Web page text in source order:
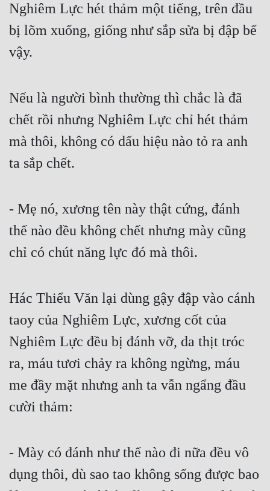
Nghiêm Lực hét thảm một tiếng, trên đầu
bị lõm xuống, giống như sắp sửa bị đập bể
vậy.
Nếu là người bình thường thì chắc là đã
chết rồi nhưng Nghiêm Lực chỉ hét thảm
mà thôi, không có dấu hiệu nào tỏ ra anh
ta sắp chết.
- Mẹ nó, xương tên này thật cứng, đánh
thế nào đều không chết nhưng mày cũng
chỉ có chút năng lực đó mà thôi.
Hác Thiểu Văn lại dùng gậy đập vào cánh
taoy của Nghiêm Lực, xương cốt của
Nghiêm Lực đều bị đánh vỡ, da thịt tróc
ra, máu tươi chảy ra không ngừng, máu
me đầy mặt nhưng anh ta vẫn ngẩng đầu
cười thảm:
- Mày có đánh như thế nào đi nữa đều vô
dụng thôi, dù sao tao không sống được bao